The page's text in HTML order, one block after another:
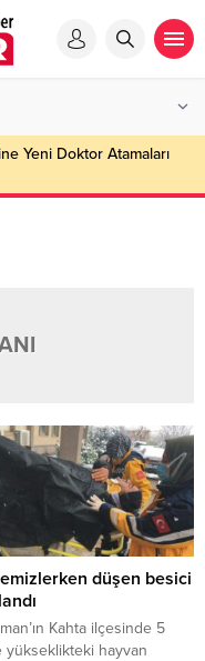
Yeni Doktor Atamaları
düşen besici
Kahta ilçesinde 5
yükseklikteki hayvan